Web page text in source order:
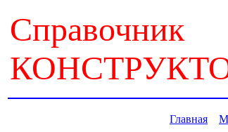
Справочник
Главная